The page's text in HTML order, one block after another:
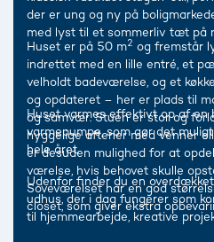
der er ung og ny på
med lyst til et sommerliv tæt på
Huset er på 50 m2 og fremstår
indrettet med en lille entré, et
velholdt badeværelse, og et
og opdateret – her er plads til
og samvær. Stuen er stor og
hyggelige aftener med venner
er desuden mulighed for at
værelse, hvis behovet skulle
Soveværelset har en god
closet, som giver ekstra
Huset varmes effektivt op af en
varmepumpe, som gør det
hele året.
Udenfor finder du en
udhus, der i dag fungerer som
til hjemmearbejde, kreative